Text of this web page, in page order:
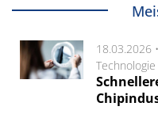
18.03.2026 •
Technologie